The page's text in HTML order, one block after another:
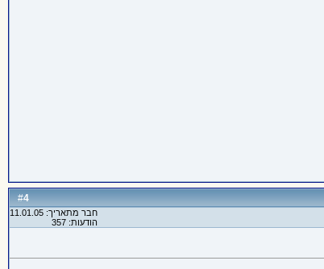
#
4
חבר מתאריך: 11.01.05
הודעות: 357